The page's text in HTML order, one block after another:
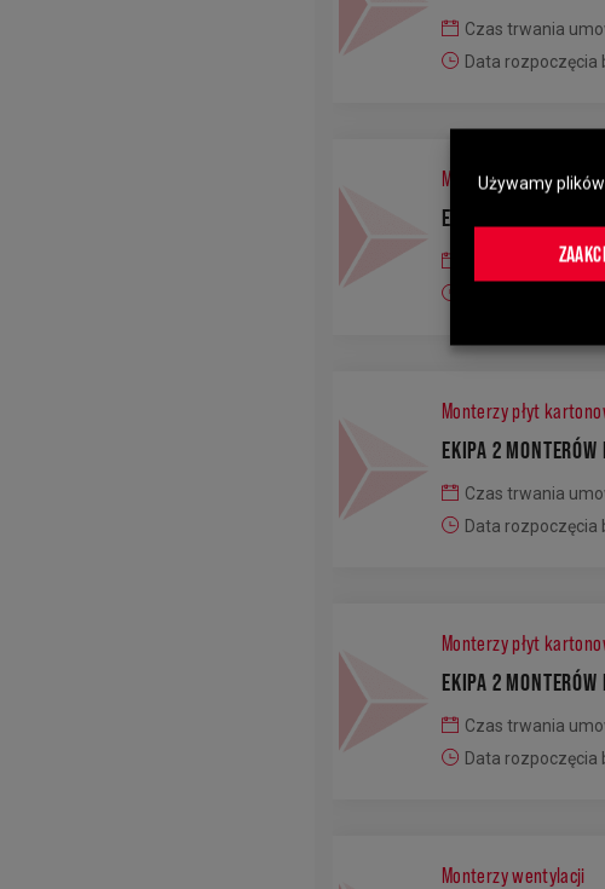
Używamy
Czas trwania
Data
Monterzy elewacji
EKIPA 2 MONTERÓW
Czas trwania
Monterzy płyt
EKIPA 2 MONTERÓW
Czas trwania
Data
Monterzy płyt
EKIPA 2 MONTERÓW
Czas trwania
Data
Monterzy wentylacji